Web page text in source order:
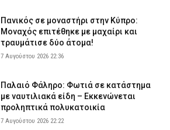
Πανικός σε μοναστήρι στην Κύπρο:
Μοναχός επιτέθηκε με μαχαίρι και
τραυμάτισε δύο άτομα!
7 Αυγούστου 2026 22:36
Παλαιό Φάληρο: Φωτιά σε κατάστημα
με ναυτιλιακά είδη – Εκκενώνεται
προληπτικά πολυκατοικία
7 Αυγούστου 2026 22:22